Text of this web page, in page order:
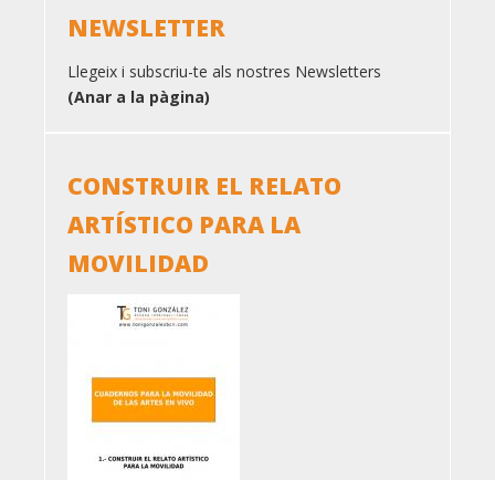
NEWSLETTER
Llegeix i subscriu-te als nostres Newsletters
(Anar a la pàgina)
CONSTRUIR EL RELATO
ARTÍSTICO PARA LA
MOVILIDAD